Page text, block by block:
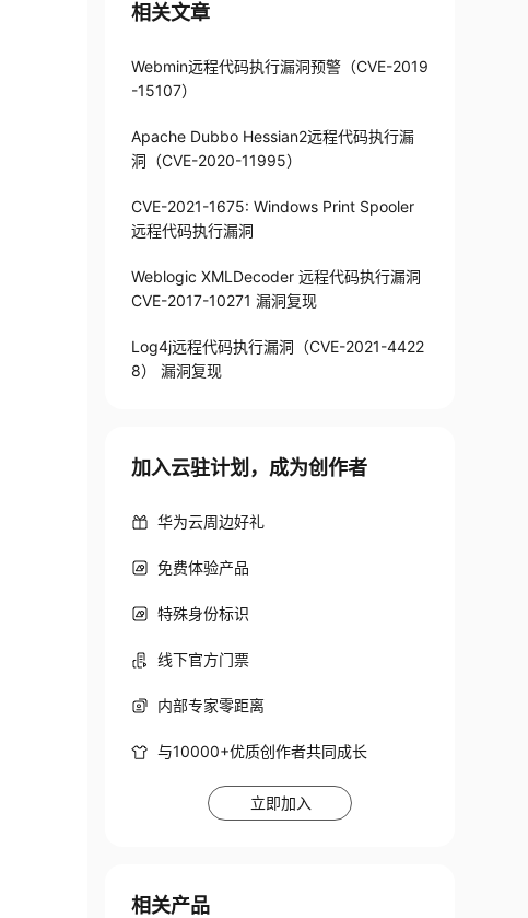
相关文章
Webmin远程代码执行漏洞预警（CVE-2019
-15107）
Apache Dubbo Hessian2远程代码执行漏
洞（CVE-2020-11995）
CVE-2021-1675: Windows Print Spooler
远程代码执行漏洞
Weblogic XMLDecoder 远程代码执行漏洞
CVE-2017-10271 漏洞复现
Log4j远程代码执行漏洞（CVE-2021-4422
8） 漏洞复现
加入云驻计划，成为创作者
华为云周边好礼
免费体验产品
特殊身份标识
线下官方门票
内部专家零距离
与10000+优质创作者共同成长
立即加入
相关产品